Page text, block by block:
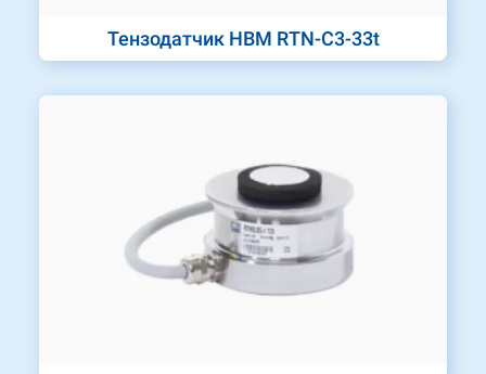
Тензодатчик HBM RTN-C3-33t